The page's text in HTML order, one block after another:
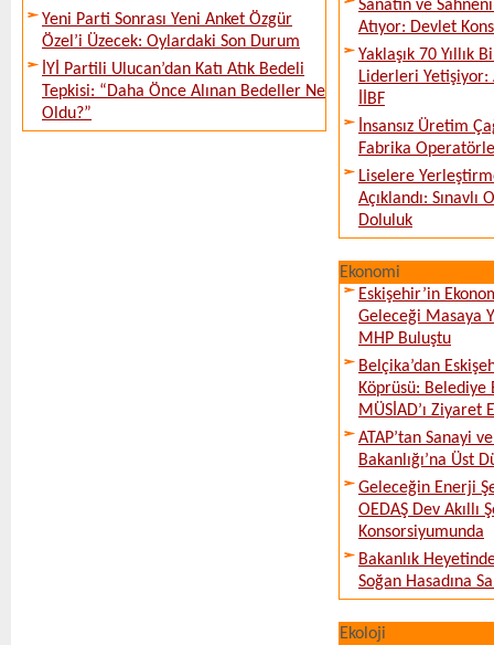
Yeni Parti Sonrası Yeni Anket Özgür
Özel’i Üzecek: Oylardaki Son Durum
İYİ Partili Ulucan’dan Katı Atık Bedeli
Tepkisi: “Daha Önce Alınan Bedeller Ne
Oldu?”
Sanatın ve
Atıyor: Devlet
Yaklaşık 70 Yıllık
Liderleri
İİBF
İnsansız Üretim
Fabrika
Liselere
Açıklandı:
Doluluk
Ekonomi
Eskişehir’in
Geleceği Masaya
MHP Buluştu
Belçika’dan
Köprüsü: Belediye
MÜSİAD’ı Ziyaret
ATAP’tan Sanayi
Bakanlığı’na Üst
Geleceğin Enerji
OEDAŞ Dev Akıllı
Konsorsiyumunda
Bakanlık
Soğan Hasadına
Ekoloji